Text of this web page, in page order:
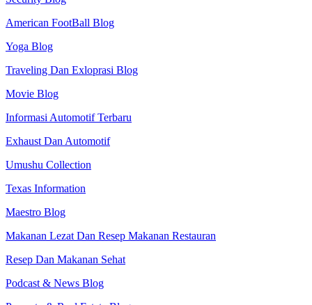
American FootBall Blog
Yoga Blog
Traveling Dan Exloprasi Blog
Movie Blog
Informasi Automotif Terbaru
Exhaust Dan Automotif
Umushu Collection
Texas Information
Maestro Blog
Makanan Lezat Dan Resep Makanan Restauran
Resep Dan Makanan Sehat
Podcast & News Blog